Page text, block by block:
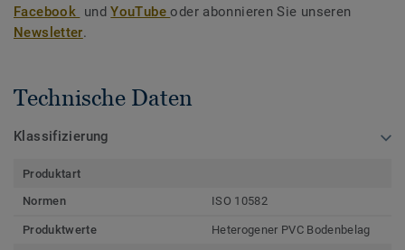
Facebook undYouTubeoder abonnieren Sie unseren
Newsletter.
Technische Daten
Klassifizierung
Produktart
Normen
ISO 10582
Produktwerte Heterogener PVC Bodenbelag